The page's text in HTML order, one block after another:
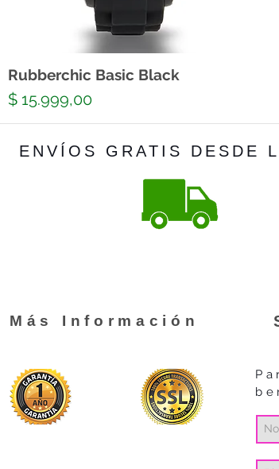
Rubberchic Basic Black
Precio
$ 15.999,00
ENVÍOS GRATIS DESDE
Más Información